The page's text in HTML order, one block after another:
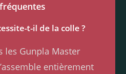
t-il de la colle ?
les Gunpla Master
entièrement